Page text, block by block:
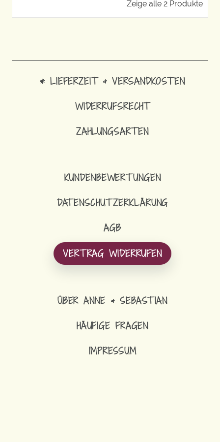
Zeige alle 2 Produkte
* LIEFERZEIT & VERSANDKOSTEN
WIDERRUFSRECHT
ZAHLUNGSARTEN
KUNDENBEWERTUNGEN
DATENSCHUTZERKLÄRUNG
AGB
VERTRAG WIDERRUFEN
ÜBER ANNE & SEBASTIAN
HÄUFIGE FRAGEN
IMPRESSUM